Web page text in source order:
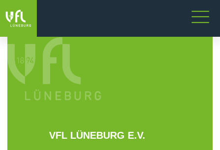
VFL LÜNEBURG E.V.